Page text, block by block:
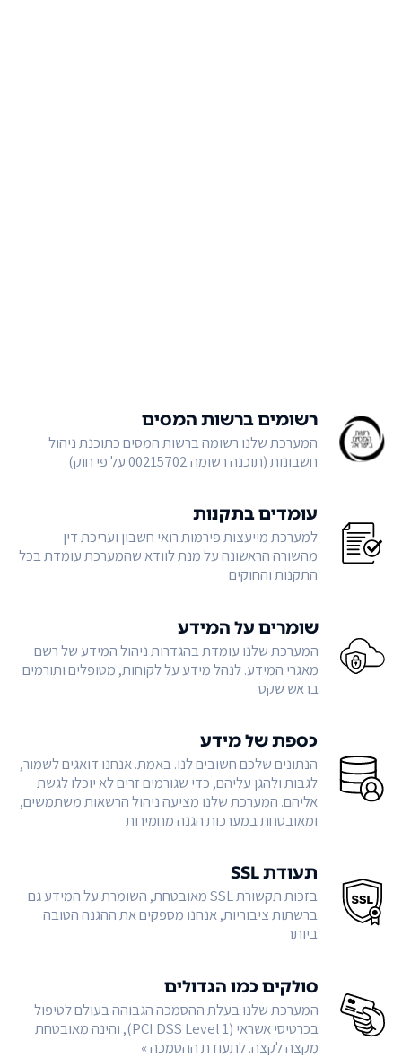
רשומים ברשות המסים
המערכת שלנו רשומה ברשות המסים כתוכנת ניהול
חשבונות (תוכנה רשומה 00215702 על פי חוק )
עומדים בתקנות
למערכת מייעצות פירמות רואי חשבון ועריכת דין
מהשורה הראשונה על מנת לוודא שהמערכת עומדת בכל
התקנות והחוקים
שומרים על המידע
המערכת שלנו עומדת בהגדרות ניהול המידע של רשם
מאגרי המידע. לנהל מידע על לקוחות, מטופלים ותורמים
בראש שקט
כספת של מידע
הנתונים שלכם חשובים לנו. באמת. אנחנו דואגים לשמור,
לגבות ולהגן עליהם, כדי שגורמים זרים לא יוכלו לגשת
אליהם. המערכת שלנו מציעה ניהול הרשאות משתמשים,
ומאובטחת במערכות הגנה מחמירות
תעודת SSL
בזכות תקשורת SSL מאובטחת, השומרת על המידע גם
ברשתות ציבוריות, אנחנו מספקים את ההגנה הטובה
ביותר
סולקים כמו הגדולים
המערכת שלנו בעלת ההסמכה הגבוהה בעולם לטיפול
בכרטיסי אשראי (PCI DSS Level 1), והינה מאובטחת
מקצה לקצה.לתעודת ההסמכה »